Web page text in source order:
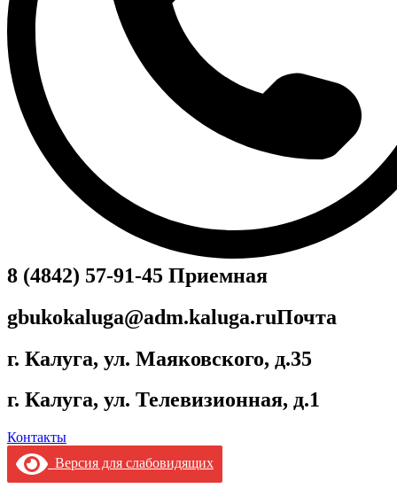
8 (4842) 57-91-45 Приемная
gbukokaluga@adm.kaluga.ruПочта
г. Калуга, ул. Маяковского, д.35
г. Калуга, ул. Телевизионная, д.1
Контакты
Версия для слабовидящих